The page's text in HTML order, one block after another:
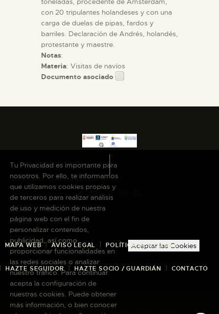
con 20 tripulantes holandeses y con una
carga de duelas de pipas, fardos y
barriles. Declaración de Andrés, holandés,
protestante y maestre.
Notas:
Materia: Visitas de navíos
Documento asociado
MAPA WEB AVISO LEGAL POLÍTICA DE COOKIES
HAZTE SEGUIDOR HAZTE SOCIO / GUARDIÁN CONTACTO
Copyright © 2026 El Museo Canario · Todos
Tu Privacidad es importante para
nosotros. Por ello, te informamos
que utilizamos cookies propias y
de terceros para realizar análisis
de uso y medición de nuestra
página web con el fin de
personalizar contenidos,
publicidad, así como
proporcionar funcionalidades en
las redes sociales o analizar
nuestro tráfico. Para continuar
acepta la configuración de
nuestras cookies. Puede obtener
más información, o bien conocer
Aceptar las Cookies